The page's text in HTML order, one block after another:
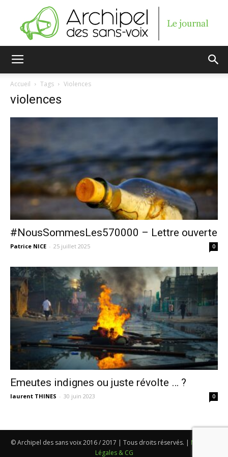
sans-
voix
Accueil Tags Violences
violences
#NousSommesLes570000 – Lettre ouverte
Patrice NICE - 25 juillet 2025 0
Emeutes indignes ou juste révolte … ?
laurent THINES - 30 juin 2023 0
© Archipel des sans voix 2016 / 2017 | Tous droits réservés. | Mentions
Légales & CG